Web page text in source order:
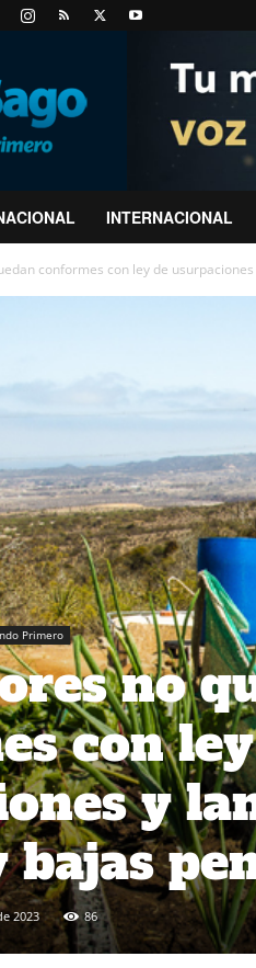
INTERNACIONAL
conformes con ley de
Primero
no
con
y
2023 86